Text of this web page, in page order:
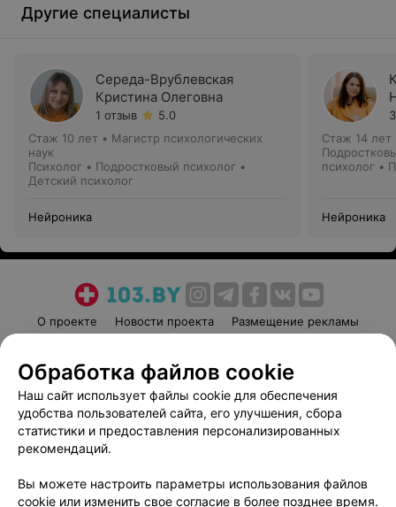
Другие специалисты
Середа-Врублевская
Кристина Олеговна
1 отзыв
5.0
Стаж 10 лет • Магистр психологических
наук
Психолог • Подростковый психолог •
Детский психолог
Нейроника
Стаж 14 лет
психолог •
Нейроника
О проекте Новости проекта
Размещение рекламы
Пользовательское соглашение
Способы оплаты
Вакансии
Партнеры
Написать руководителю 103.by
Обработка персональных данных
Обработка файлов cookie
Наш сайт использует файлы cookie для обеспечения
удобства пользователей сайта, его улучшения, сбора
статистики и предоставления персонализированных
рекомендаций.
Вы можете настроить параметры использования файлов
cookie или изменить свое согласие в более позднее время.